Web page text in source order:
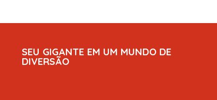
SEU GIGANTE EM UM MUNDO DE
DIVERSÃO